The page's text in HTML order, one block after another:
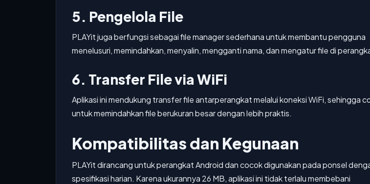
5. Pengelola File
PLAYit juga berfungsi sebagai file manager sederhana untuk membantu pengguna
menelusuri, memindahkan, menyalin, mengganti nama, dan mengatur file di
6. Transfer File via WiFi
Aplikasi ini mendukung transfer file antarperangkat melalui koneksi WiFi, sehingga
untuk memindahkan file berukuran besar dengan lebih praktis.
Kompatibilitas dan Kegunaan
PLAYit dirancang untuk perangkat Android dan cocok digunakan pada ponsel
spesifikasi harian. Karena ukurannya 26 MB, aplikasi ini tidak terlalu membebani